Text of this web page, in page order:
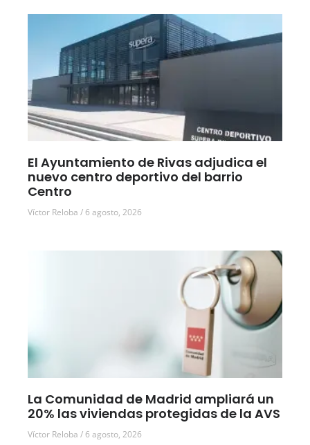
El Ayuntamiento de Rivas adjudica el
nuevo centro deportivo del barrio
Centro
Víctor Reloba 6 agosto, 2026
La Comunidad de Madrid ampliará un
20% las viviendas protegidas de la AVS
Víctor Reloba 6 agosto, 2026